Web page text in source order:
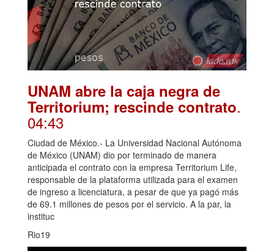
UNAM abre la caja negra de
Territorium; rescinde contrato.
04:43
Ciudad de México.- La Universidad Nacional Autónoma
de México (UNAM) dio por terminado de manera
anticipada el contrato con la empresa Territorium Life,
responsable de la plataforma utilizada para el examen
de ingreso a licenciatura, a pesar de que ya pagó más
de 69.1 millones de pesos por el servicio. A la par, la
instituc
Rio19